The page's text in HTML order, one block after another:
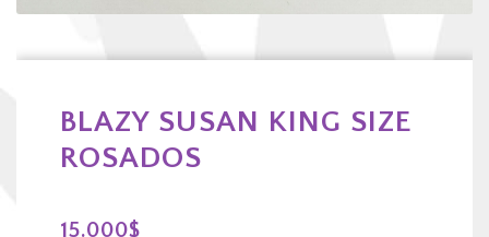
BLAZY SUSAN KING SIZE
ROSADOS
15.000$